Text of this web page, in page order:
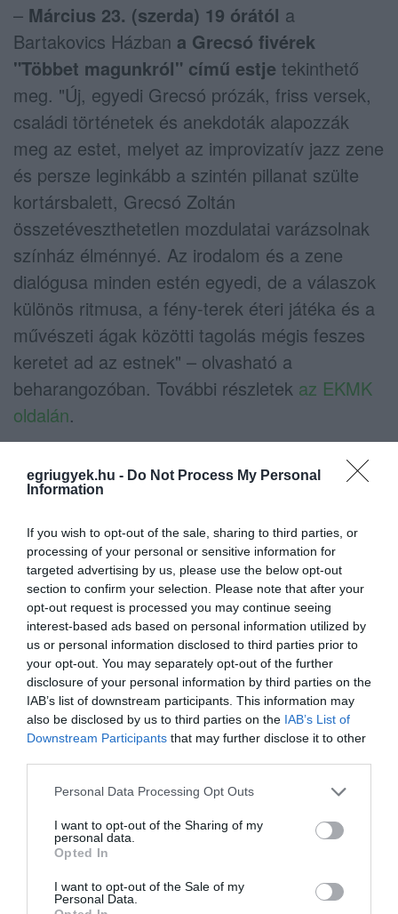
egriugyek.hu - Do Not Process My Personal
Information
If you wish to opt-out of the sale, sharing to third parties, or
processing of your personal or sensitive information for
targeted advertising by us, please use the below opt-out
section to confirm your selection. Please note that after your
opt-out request is processed you may continue seeing
interest-based ads based on personal information utilized by
us or personal information disclosed to third parties prior to
your opt-out. You may separately opt-out of the further
disclosure of your personal information by third parties on the
IAB’s list of downstream participants. This information may
also be disclosed by us to third parties on the IAB’s List of
Downstream Participants that may further disclose it to other
Please note that this website/app uses one or more Google
not limited to your visit or usage behaviour. You may click to
grant or deny consent to Google and its third-party tags to
use your data for below specified purposes in below Google
consent section.
Personal Data Processing Opt Outs
I want to opt-out of the Sharing of my
personal data.
Opted In
I want to opt-out of the Sale of my
Personal Data.
– Március 23. (szerda) 19 órától a
Bartakovics Házban a Grecsó fivérek
"Többet magunkról" című estje tekinthető
meg. "Új, egyedi Grecsó prózák, friss versek,
családi történetek és anekdoták alapozzák
meg az estet, melyet az improvizatív jazz zene
és persze leginkább a szintén pillanat szülte
kortársbalett, Grecsó Zoltán
összetéveszthetetlen mozdulatai varázsolnak
színház élménnyé. Az irodalom és a zene
dialógusa minden estén egyedi, de a válaszok
különös ritmusa, a fény-terek éteri játéka és a
művészeti ágak közötti tagolás mégis feszes
keretet ad az estnek" – olvasható a
beharangozóban. További részletek az EKMK
oldalán.
Kép forrása: Egri Kulturális és Művészeti
Központ
–Március 23. (szerda) 19 órátóla Forrás
Gyermek és Ifjúsági Házban Mosonyi Szabolcs
"Ismeretlen Itália"című előadását
hallgathatják meg az érdeklődők. Az
esemményt az Egri Világjáró Klub szervezi,